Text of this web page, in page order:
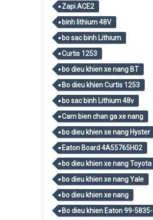
Zapi ACE2
binh lithium 48V
bo sac binh Lithium
Curtis 1253
bo dieu khien xe nang BT
Bo dieu khien Curtis 1253
bo sac binh Lithium 48v
Cam bien chan ga xe nang
bo dieu khien xe nang Hyster
Eaton Board 4A55765H02
bo dieu khien xe nang Toyota
bo dieu khien xe nang Yale
bo dieu khien xe nang
Bo dieu khien Eaton 99-5835-